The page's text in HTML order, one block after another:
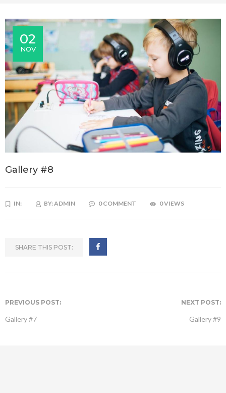
02
NOV
Gallery #8
IN: BY:ADMIN 0 COMMENT 0 VIEWS
SHARE THIS POST:
PREVIOUS POST:
Gallery #7
NEXT POST:
Gallery #9